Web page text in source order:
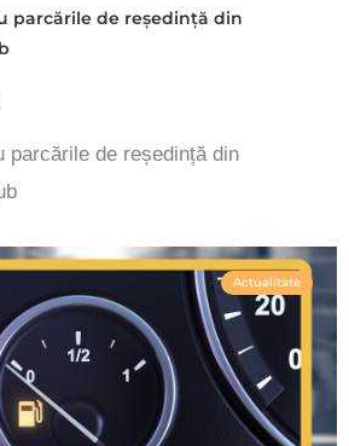
parcările de reședință din
parcările de reședință din
Actualitate